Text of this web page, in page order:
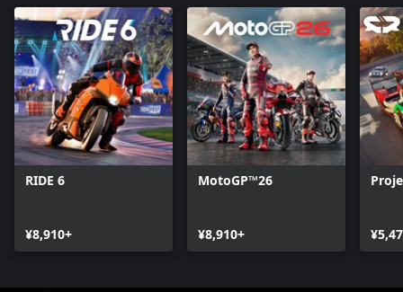
RIDE 6
¥8,910+
MotoGP™26
¥8,910+